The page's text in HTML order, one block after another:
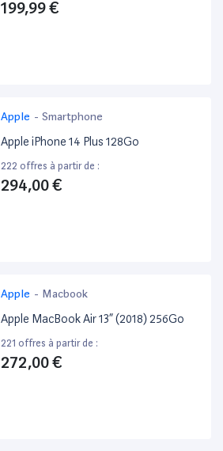
199,99 €
Apple - Smartphone
Apple iPhone 14 Plus 128Go
222 offres à partir de :
294,00 €
Apple - Macbook
Apple MacBook Air 13” (2018) 256Go
221 offres à partir de :
272,00 €